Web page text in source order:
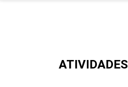
ATIVIDADES